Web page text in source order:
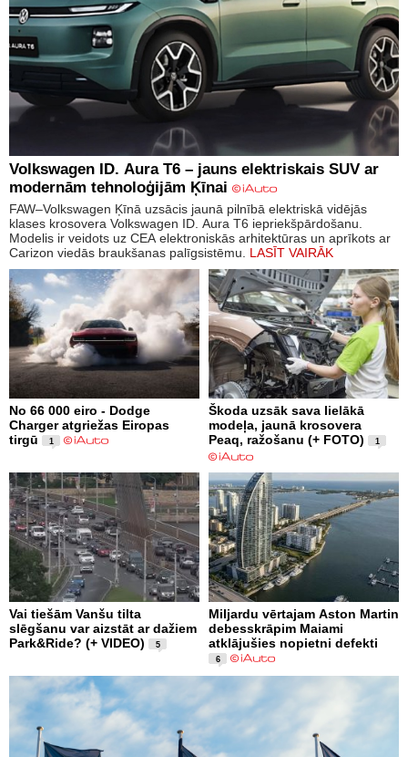
Volkswagen ID. Aura T6 – jauns elektriskais SUV ar
modernām tehnoloģijām Ķīnai
FAW–Volkswagen Ķīnā uzsācis jaunā pilnībā elektriskā vidējās
klases krosovera Volkswagen ID. Aura T6 iepriekšpārdošanu.
Modelis ir veidots uz CEA elektroniskās arhitektūras un aprīkots ar
Carizon viedās braukšanas palīgsistēmu. LASĪT VAIRĀK
No 66 000 eiro - Dodge
Charger atgriežas Eiropas
tirgū
1
Škoda uzsāk sava lielākā
modeļa, jaunā krosovera
Peaq, ražošanu (+ FOTO)
1
Vai tiešām Vanšu tilta
slēgšanu var aizstāt ar dažiem
Park&Ride? (+ VIDEO)
5
Miljardu vērtajam Aston Martin
debesskrāpim Maiami
atklājušies nopietni defekti
6